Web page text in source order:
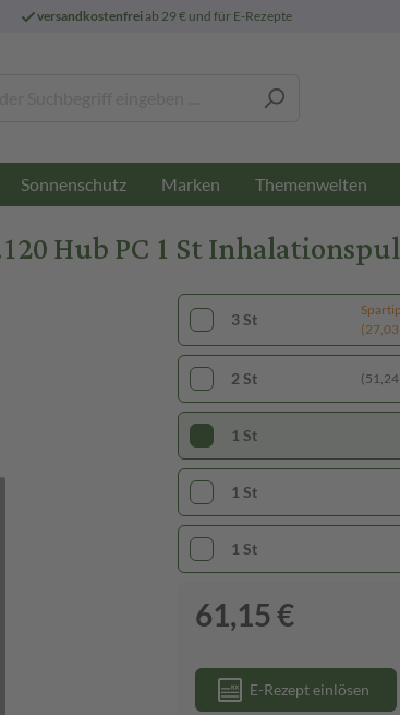
versandkostenfreiab 29 € und für E-Rezepte
Sonnenschutz Marken Themenwelten
Hub PC 1 St
3 St
(27,03
2 St (51,24
1 St
1 St
1 St
61,15 €
E-Rezept einlösen